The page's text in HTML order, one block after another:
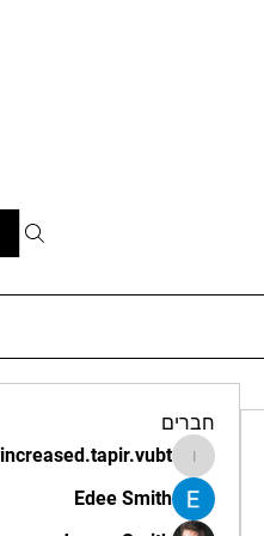
חברים
increased.tapir.vubt
increased.tapir.vubt
Edee Smith